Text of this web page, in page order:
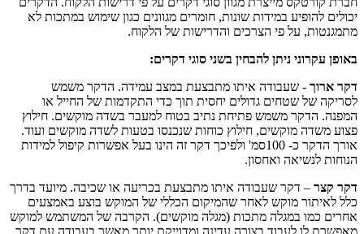
יכולים להופיע במידות שונות, חומרים מגוונים כגון שימוש במתכות לא
מתמגנטות, על פי הצרכים והדרישות של הלקוח.
באופן עקרוני ניתן להבחין בשני סוגי דקרים:
דקר ארוך - שעבודה איתו מתבצעת במצב עמידה. הדקר משמש
לסריקה של שטחים גדולים יחסית תוך כדי התקדמות של החייל או
המפנה. הדקר משמש פתיחת נתיב בטוח למעבר בשדה מוקשים. חילוץ
פצוע משדה מוקשים, חילוץ כוחות שנכנסו בטעות לשדה מוקשים ועוד.
אורך הדקר כ- 100סמ' ולפיכך דקר זה הינו בעל אפשרות קיפול למידות
הנוחות לנשיאה ואחסון.
דקר קצר – דקר שעבודה איתו מתבצעת בכריעה או שכיבה. מיועד בדרך
כלל לאיתור מוקש לאחר שהמיקום הכללי של המוקש בוצע באמצעים
אחרים כמו במגלה מתכות (מגלה מוקשים). הקרבה של המשתמש למוקש
מאפשרת לו לעבוד בצורה עדינה ומדוייקת יותר מאשר בעבודה עם דקר